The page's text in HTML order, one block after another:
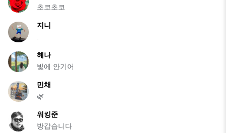
초코초코
지니
헤나
빛에 안기어
민채
🌿
워킹준
방갑습니다